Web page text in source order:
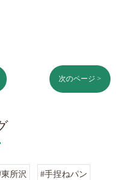
次のページ >
東所沢 #手捏ねパン